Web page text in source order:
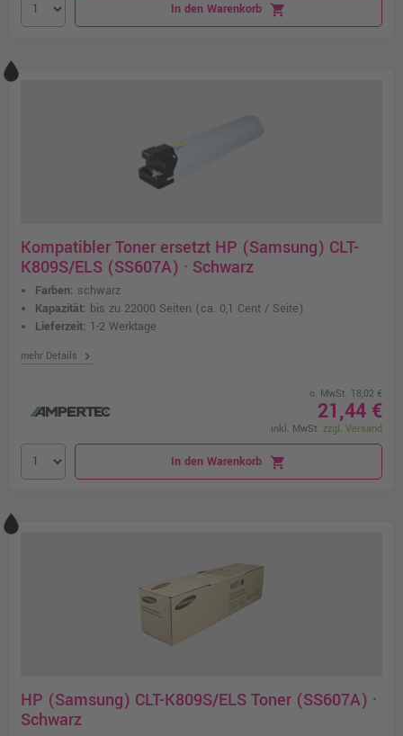
In den Warenkorb shopping_cart
Kompatibler Toner ersetzt HP (Samsung) CLT-
K809S/ELS (SS607A) · Schwarz
Farben: schwarz
Kapazität: bis zu 22000 Seiten (ca. 0,1 Cent / Seite)
Lieferzeit: 1-2 Werktage
mehr Details chevron_right
o. MwSt. 18,02 €
21,44 €
inkl. MwSt. zzgl. Versand
In den Warenkorb shopping_cart
HP (Samsung) CLT-K809S/ELS Toner (SS607A) ·
Schwarz